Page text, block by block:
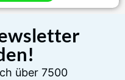
über 7500